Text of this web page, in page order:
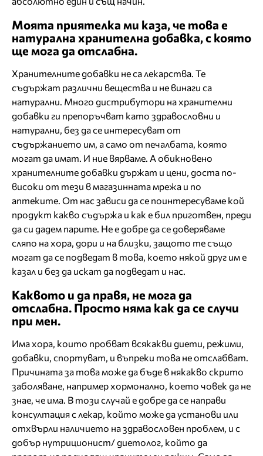
Моята приятелка ми каза, че това е
натурална хранителна добавка, с която
ще мога да отслабна.
Хранителните добавки не са лекарства. Те
съдържат различни вещества и не винаги са
натурални. Много дистрибутори на хранителни
добавки ги препоръчват като здравословни и
натурални, без да се интересуват от
съдържанието им, а само от печалбата, която
могат да имат. И ние вярваме. А обикновено
хранителните добавки държат и цени, доста по-
високи от тези в магазинната мрежа и по
аптеките. От нас зависи да се поинтересуваме кой
продукт какво съдържа и как е бил приготвен, преди
да си дадем парите. Не е добре да се доверяваме
сляпо на хора, дори и на близки, защото те също
могат да се подведат в това, което някой друг им е
казал и без да искат да подведат и нас.
Каквото и да правя, не мога да
отслабна. Просто няма как да се случи
при мен.
Има хора, които пробват всякакви диети, режими,
добавки, спортуват, и въпреки това не отслабват.
Причината за това може да бъде в някакво скрито
заболяване, например хормонално, което човек да не
знае, че има. В този случай е добре да се направи
консултация с лекар, който може да установи или
отхвърли наличието на здравословен проблем, и с
добър нутриционист/ диетолог, който да